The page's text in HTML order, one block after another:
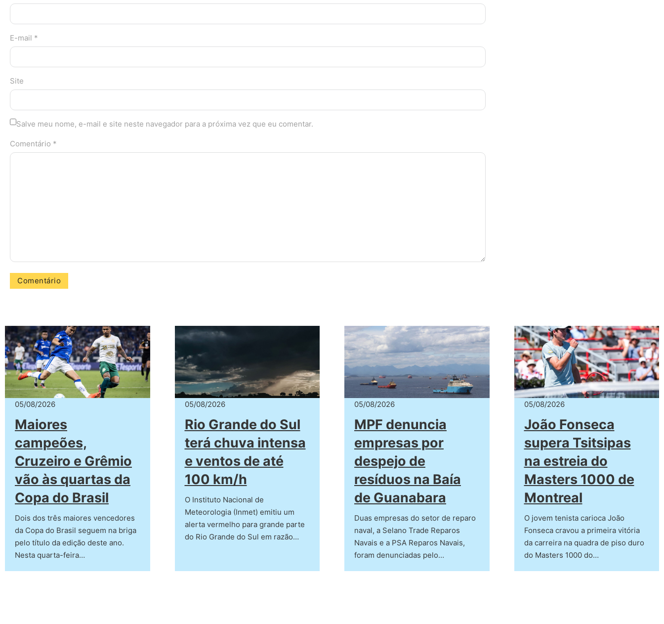
E-mail *
Site
Salve meu nome, e-mail e site neste navegador para a próxima vez que eu comentar.
Comentário *
05/08/2026
Maiores
campeões,
Cruzeiro e Grêmio
vão às quartas da
Copa do Brasil
Dois dos três maiores vencedores
da Copa do Brasil seguem na briga
pelo título da edição deste ano.
Nesta quarta-feira…
05/08/2026
Rio Grande do Sul
terá chuva intensa
e ventos de até
100 km/h
O Instituto Nacional de
Meteorologia (Inmet) emitiu um
alerta vermelho para grande parte
do Rio Grande do Sul em razão…
05/08/2026
MPF denuncia
empresas por
despejo de
resíduos na Baía
de Guanabara
Duas empresas do setor de reparo
naval, a Selano Trade Reparos
Navais e a PSA Reparos Navais,
foram denunciadas pelo…
05/08/2026
João Fonseca
supera Tsitsipas
na estreia do
Masters 1000 de
Montreal
O jovem tenista carioca João
Fonseca cravou a primeira vitória
da carreira na quadra de piso duro
do Masters 1000 do…